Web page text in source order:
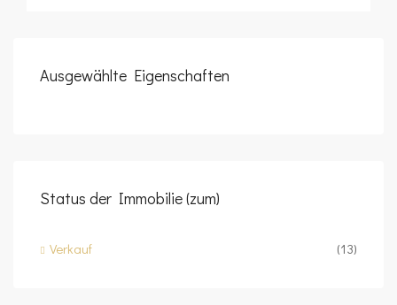
Ausgewählte Eigenschaften
Status der Immobilie (zum)
Verkauf (13)